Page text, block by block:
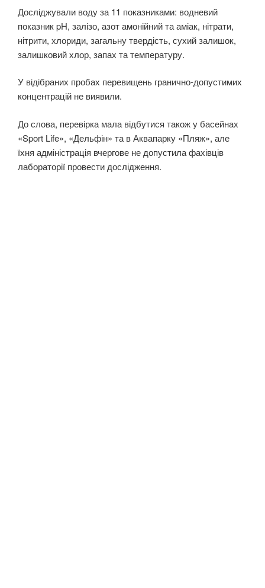
Досліджували воду за 11 показниками: водневий
показник pH, залізо, азот амонійний та аміак, нітрати,
нітрити, хлориди, загальну твердість, сухий залишок,
залишковий хлор, запах та температуру.
У відібраних пробах перевищень гранично-допустимих
концентрацій не виявили.
До слова, перевірка мала відбутися також у басейнах
«Sport Life», «Дельфін» та в Аквапарку «Пляж», але
їхня адміністрація вчергове не допустила фахівців
лабораторії провести дослідження.